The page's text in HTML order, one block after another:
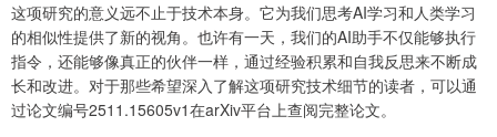
这项研究的意义远不止于技术本身。它为我们思考AI学习和人类学习
的相似性提供了新的视角。也许有一天，我们的AI助手不仅能够执行
指令，还能够像真正的伙伴一样，通过经验积累和自我反思来不断成
长和改进。对于那些希望深入了解这项研究技术细节的读者，可以通
过论文编号2511.15605v1在arXiv平台上查阅完整论文。